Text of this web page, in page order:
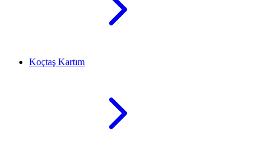
Koçtaş Kartım